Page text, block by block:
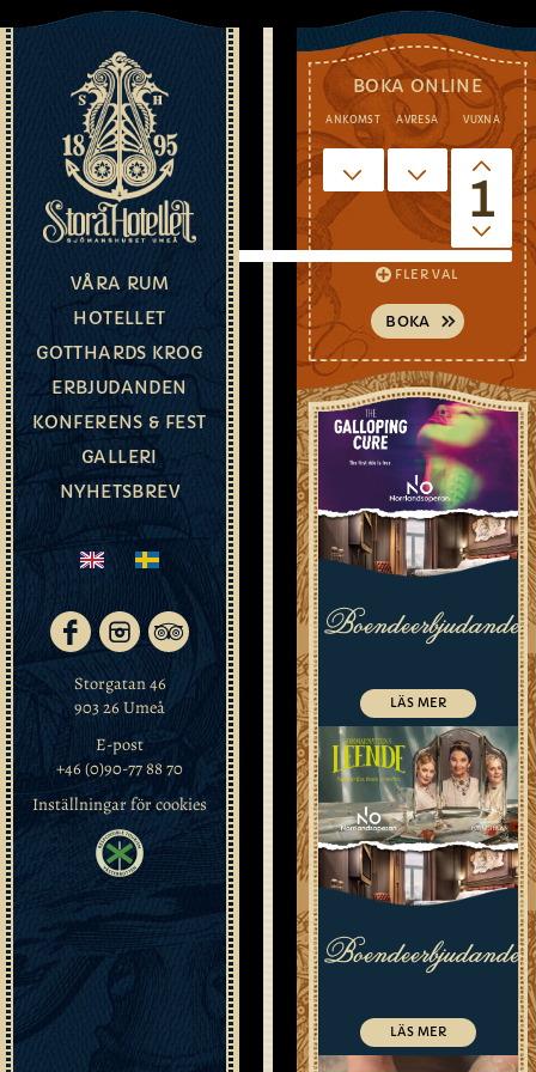
VÅRA RUM
HOTELLET
GOTTHARDS KROG
ERBJUDANDEN
KONFERENS & FEST
GALLERI
NYHETSBREV
Storgatan 46
903 26 Umeå
E-post
+46 (0)90-77 88 70
Inställningar för cookies
NAEZÉNS
BIBLIOTEK
Næzéns
bibliotek
en
mysig
oas
för
våra
hotellgäster
med
både
bekväma
soffor,
fotöljer
och
bord
för
arbete.
Här
kan
du
dig
ner
närhelst
du
vill
under
BOKA ONLINE
ANKOMST AVRESA VUXNA
1
FLER VAL
Boendeerbjudande
LÄS MER
Boendeerbjudande
LÄS MER